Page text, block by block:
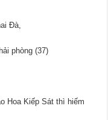
Đà,
phòng (37)
Hoa Kiếp Sát thì hiếm